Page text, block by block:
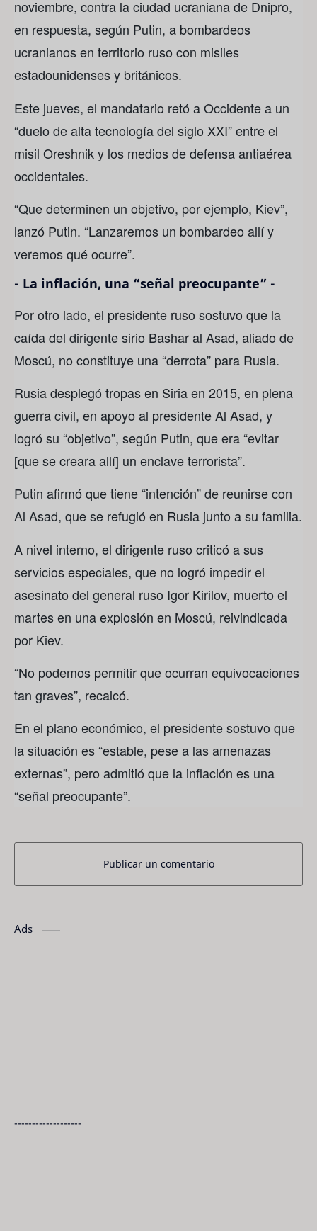
noviembre, contra la ciudad ucraniana de Dnipro,
en respuesta, según Putin, a bombardeos
ucranianos en territorio ruso con misiles
estadounidenses y británicos.
Este jueves, el mandatario retó a Occidente a un
“duelo de alta tecnología del siglo XXI” entre el
misil Oreshnik y los medios de defensa antiaérea
occidentales.
“Que determinen un objetivo, por ejemplo, Kiev”,
lanzó Putin. “Lanzaremos un bombardeo allí y
veremos qué ocurre”.
- La inflación, una “señal preocupante” -
Por otro lado, el presidente ruso sostuvo que la
caída del dirigente sirio Bashar al Asad, aliado de
Moscú, no constituye una “derrota” para Rusia.
Rusia desplegó tropas en Siria en 2015, en plena
guerra civil, en apoyo al presidente Al Asad, y
logró su “objetivo”, según Putin, que era “evitar
[que se creara allí] un enclave terrorista”.
Putin afirmó que tiene “intención” de reunirse con
Al Asad, que se refugió en Rusia junto a su familia.
A nivel interno, el dirigente ruso criticó a sus
servicios especiales, que no logró impedir el
asesinato del general ruso Igor Kirilov, muerto el
martes en una explosión en Moscú, reivindicada
por Kiev.
“No podemos permitir que ocurran equivocaciones
tan graves”, recalcó.
En el plano económico, el presidente sostuvo que
la situación es “estable, pese a las amenazas
externas”, pero admitió que la inflación es una
“señal preocupante”.
Publicar un comentario
Ads
-------------------